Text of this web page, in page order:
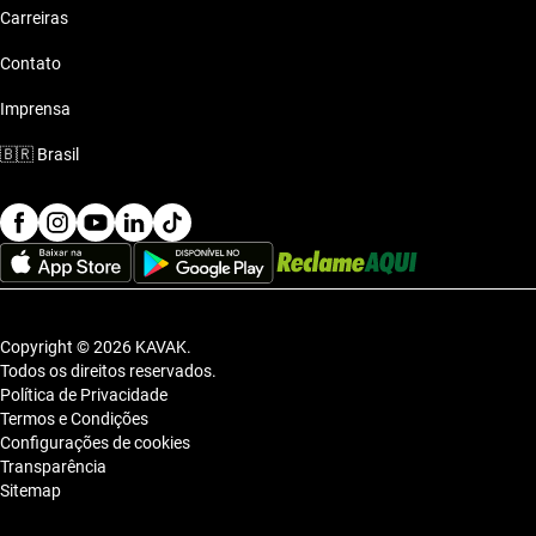
Carreiras
Contato
Imprensa
🇧🇷 Brasil
Copyright © 2026 KAVAK.
Todos os direitos reservados.
Política de Privacidade
Termos e Condições
Configurações de cookies
Transparência
Sitemap